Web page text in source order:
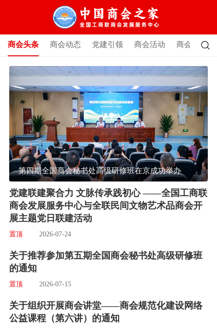
商会头条 商会动态 党建引领 商会活动 商会讲堂

第四期全国商会秘书处高级研修班在京成功举办
党建联建聚合力 文脉传承践初心 ——全国工商联
商会发展服务中心与全联民间文物艺术品商会开
展主题党日联建活动
置顶 2026-07-24
关于推荐参加第五期全国商会秘书处高级研修班
的通知
置顶 2026-07-15
关于组织开展商会讲堂——商会规范化建设网络
公益课程（第六讲）的通知